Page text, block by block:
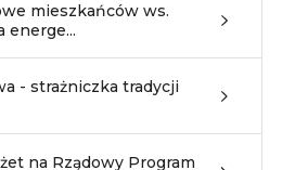
mieszkańców ws.
energe...
- strażniczka tradycji
na Rządowy Program